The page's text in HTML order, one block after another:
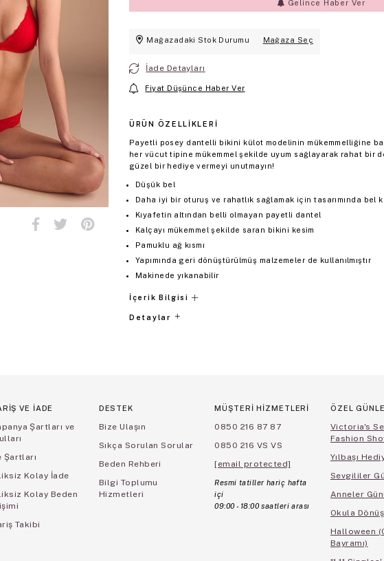
Gelince Haber Ver
Mağazadaki Stok Durumu Mağaza Seç
İade Detayları
Fiyat Düşünce Haber Ver
ÜRÜN ÖZELLIKLERI
Payetli posey dantelli bikini külot modelinin mükemmelliğine
her vücut tipine mükemmel şekilde uyum sağlayarak rahat bir
güzel bir hediye vermeyi unutmayın!
Düşük bel
Daha iyi bir oturuş ve rahatlık sağlamak için tasarımında bel
Kıyafetin altından belli olmayan payetli dantel
Kalçayı mükemmel şekilde saran bikini kesim
Pamuklu ağ kısmı
Yapımında geri dönüştürülmüş malzemeler de kullanılmıştır
Makinede yıkanabilir
İçerik Bilgisi
Detaylar
VE İADE
Şartları ve
Şartları
Kolay İade
Kolay Beden
Takibi
DESTEK
Bize Ulaşın
Sıkça Sorulan Sorular
Beden Rehberi
Bilgi Toplumu
Hizmetleri
MÜŞTERİ HİZMETLERİ
0850 216 87 87
0850 216 VS VS
[email protected]
Resmi tatiller hariç hafta
içi
09:00 - 18:00 saatleri arası
ÖZEL
Victoria's
Fashion
Yılbaşı
Sevgililer
Anneler
Okula Dönüş
Halloween
Bayramı)